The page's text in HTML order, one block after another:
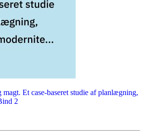
magt. Et case-baseret studie af planlægning,
2